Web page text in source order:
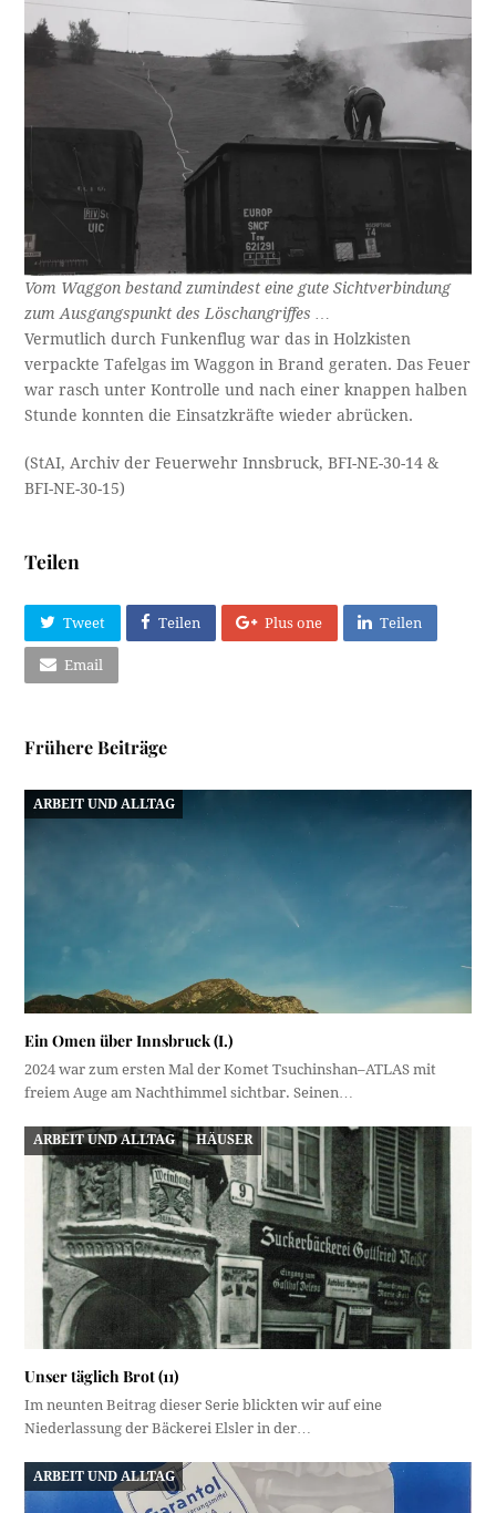
Vom Waggon bestand zumindest eine gute Sichtverbindung
zum Ausgangspunkt des Löschangriffes …
Vermutlich durch Funkenflug war das in Holzkisten
verpackte Tafelgas im Waggon in Brand geraten. Das Feuer
war rasch unter Kontrolle und nach einer knappen halben
Stunde konnten die Einsatzkräfte wieder abrücken.
(StAI, Archiv der Feuerwehr Innsbruck, BFI-NE-30-14 &
BFI-NE-30-15)
Teilen
Tweet Teilen Plus one Teilen
Email
Frühere Beiträge
ARBEIT UND ALLTAG
Ein Omen über Innsbruck (I.)
2024 war zum ersten Mal der Komet Tsuchinshan–ATLAS mit
freiem Auge am Nachthimmel sichtbar. Seinen…
ARBEIT UND ALLTAG HÄUSER
Unser täglich Brot (11)
Im neunten Beitrag dieser Serie blickten wir auf eine
Niederlassung der Bäckerei Elsler in der…
ARBEIT UND ALLTAG